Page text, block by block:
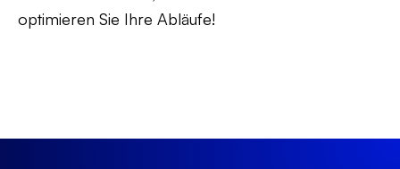
optimieren Sie Ihre Abläufe!